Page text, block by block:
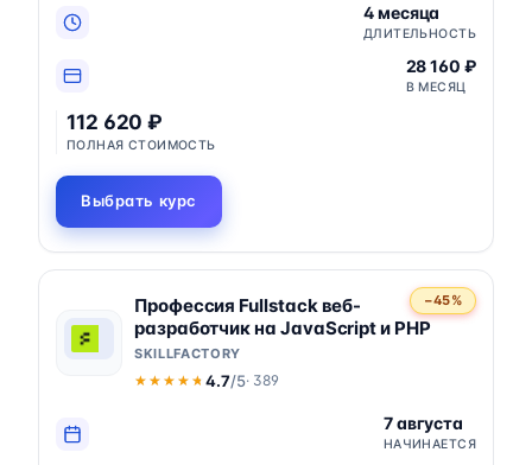
4 месяца
ДЛИТЕЛЬНОСТЬ
28 160 ₽
В МЕСЯЦ
112 620 ₽
ПОЛНАЯ СТОИМОСТЬ
Выбрать курс
−45%
Профессия Fullstack веб-
разработчик на JavaScript и PHP
SKILLFACTORY
★★★★★
★★★★★ 4.7/5· 389
7 августа
НАЧИНАЕТСЯ